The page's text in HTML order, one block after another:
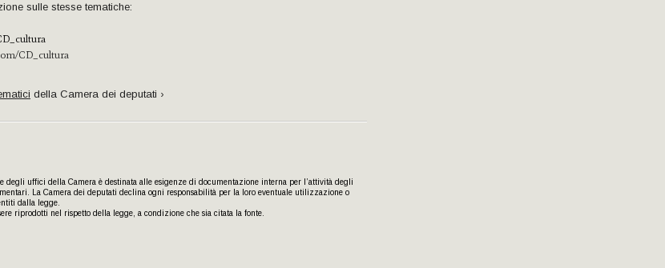
sulle stesse tematiche:
CD_cultura
della Camera dei deputati ›
degli uffici della Camera è destinata alle esigenze di documentazione interna per l’attività degli
La Camera dei deputati declina ogni responsabilità per la loro eventuale utilizzazione o
dalla legge.
riprodotti nel rispetto della legge, a condizione che sia citata la fonte.